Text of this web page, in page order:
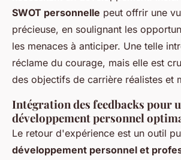
SWOT personnelle peut offrir une
précieuse, en soulignant les
les menaces à anticiper. Une telle
réclame du courage, mais elle est
des objectifs de carrière réalistes et
Intégration des feedbacks pour
développement personnel
Le retour d'expérience est un outil
développement personnel et